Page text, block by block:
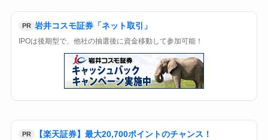
PR 岩井コスモ証券「ネット取引」
IPOは後期型で、他社の抽選後に資金移動して参加可能！
PR 【楽天証券】最大20,700ポイントのチャンス！